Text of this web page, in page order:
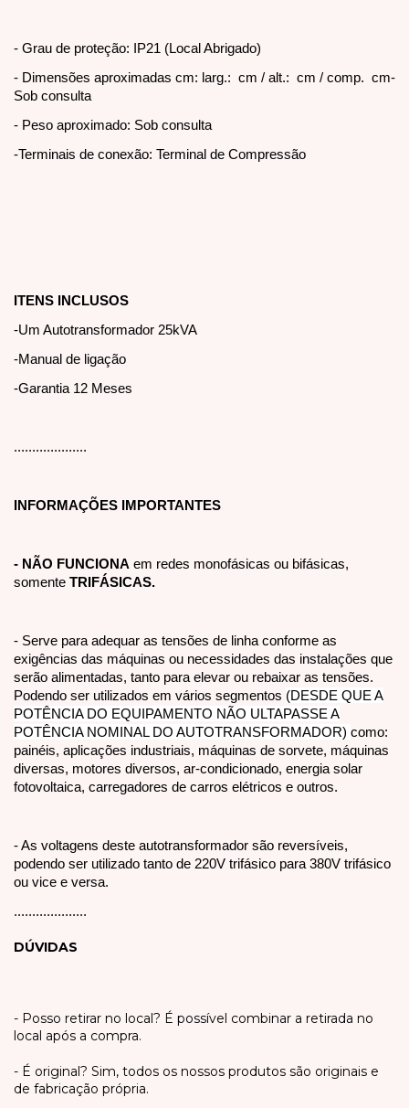
- Grau de proteção: IP21 (Local Abrigado)
- Dimensões aproximadas cm: larg.: cm / alt.: cm / comp. cm-
Sob consulta
- Peso aproximado: Sob consulta
-Terminais de conexão: Terminal de Compressão
ITENS INCLUSOS
-Um Autotransformador 25kVA
-Manual de ligação
-Garantia 12 Meses
....................
INFORMAÇÕES IMPORTANTES
- NÃO FUNCIONA em redes monofásicas ou bifásicas,
somente TRIFÁSICAS.
- Serve para adequar as tensões de linha conforme as
exigências das máquinas ou necessidades das instalações que
serão alimentadas, tanto para elevar ou rebaixar as tensões.
Podendo ser utilizados em vários segmentos (DESDE QUE A
POTÊNCIA DO EQUIPAMENTO NÃO ULTAPASSE A
POTÊNCIA NOMINAL DO AUTOTRANSFORMADOR) como:
painéis, aplicações industriais, máquinas de sorvete, máquinas
diversas, motores diversos, ar-condicionado, energia solar
fotovoltaica, carregadores de carros elétricos e outros.
- As voltagens deste autotransformador são reversíveis,
podendo ser utilizado tanto de 220V trifásico para 380V trifásico
ou vice e versa.
....................
DÚVIDAS
- Posso retirar no local? É possível combinar a retirada no
local após a compra.
- É original? Sim, todos os nossos produtos são originais e
de fabricação própria.